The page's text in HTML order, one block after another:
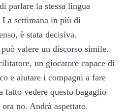
parlare la stessa lingua
La settimana in più di
è stata decisiva.
valere un discorso simile.
un giocatore capace di
e aiutare i compagni a fare
vedere questo bagaglio
no. Andrà aspettato.